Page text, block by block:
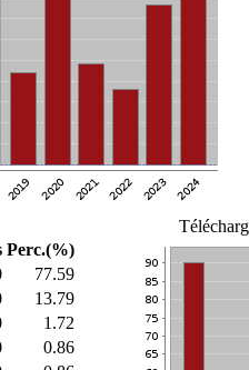
Perc.(%)
77.59
13.79
1.72
0.86